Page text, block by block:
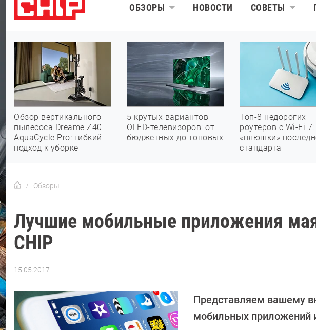
ОБЗОРЫ НОВОСТИ СОВЕТЫ
Обзор вертикального
пылесоса Dreame Z40
AquaCycle Pro: гибкий
подход к уборке
5 крутых вариантов
OLED-телевизоров: от
бюджетных до топовых
Топ-8 недорогих
роутеров с Wi-Fi 7:
«плюшки»
стандарта
Обзоры
Лучшие мобильные приложения
CHIP
15.05.2017
Давыдов
Представляем вашему
мобильных приложений